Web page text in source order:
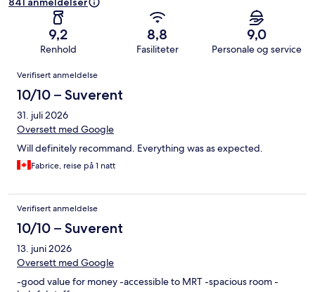
9,2
Renhold
8,8
Fasiliteter
9,0
Personale og service
Anmeldelser
Verifisert anmeldelse
10/10 – Suverent
31. juli 2026
Oversett med Google
Will definitely recommand. Everything was as expected.
Fabrice, reise på 1 natt
Verifisert anmeldelse
10/10 – Suverent
13. juni 2026
Oversett med Google
-good value for money -accessible to MRT -spacious room -